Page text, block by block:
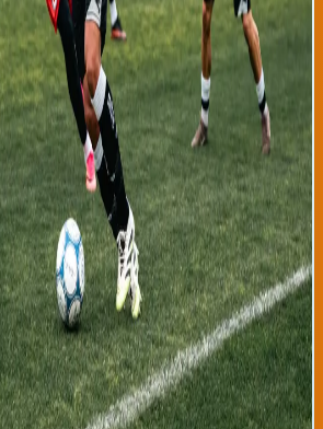
controló el 58% de la posesión, ejecutó
cuales 8 fueron a puerta, y fue
físicos donde ganó el 62% de los
por Yeray Álvarez y el nuevo
impenetrable durante largos tramos
que el equipo presione arriba sin
letales. El portero Unai Simón realizó
mostrando así que el nivel defensivo
Los aficionados presentes en San
la determinación y
equipo. Próximas jornadas de
contra Real Sociedad el 10 de
de Gijón el 16 de agosto, con la
2026-27 con máxima competencia.
tienen razones para la optimismo,
Valverde cuenta con una
mentalidad clara de competir por
El Athletic se presenta
a tener en cuenta esta temporada.